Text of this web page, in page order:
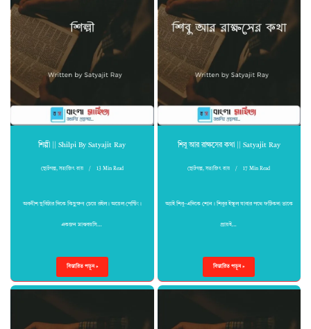
শিল্পী || Shilpi By Satyajit Ray
ছোটগল্প, সত্যজিৎ রায় 13 Min Read
অবনীশ ছবিটার দিকে কিছুক্ষণ চেয়ে রইল। অয়েল পেন্টিং।
একজন মাঝবয়সি…
বিস্তারিত পড়ুন »
শিবু আর রাক্ষসের কথা || Satyajit Ray
ছোটগল্প,সত্যজিৎ রায় 17 Min Read
অ্যাই শিবু–এদিকে শোন। শিবুর ইস্কুল যাবার পথে ফটিকদা তাকে
প্রায়ই…
বিস্তারিত পড়ুন »